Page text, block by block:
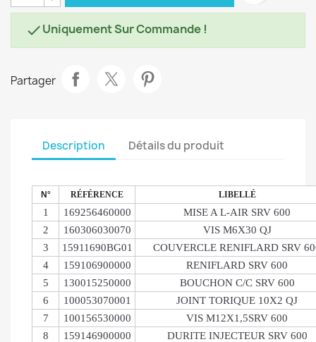
Uniquement Sur Commande !
Partager
Description Détails du produit
N° RÉFÉRENCE LIBELLÉ
1 169256460000
MISE A L-AIR SRV 600
2
160306030070
VIS M6X30 QJ
3
15911690BG01
COUVERCLE RENIFLARD SRV
4
159106900000
RENIFLARD SRV 600
5
130015250000
BOUCHON C/C SRV 600
6
100053070001
JOINT TORIQUE 10X2 QJ
7
100156530000
VIS M12X1,5SRV 600
8
159146900000
DURITE INJECTEUR SRV 600